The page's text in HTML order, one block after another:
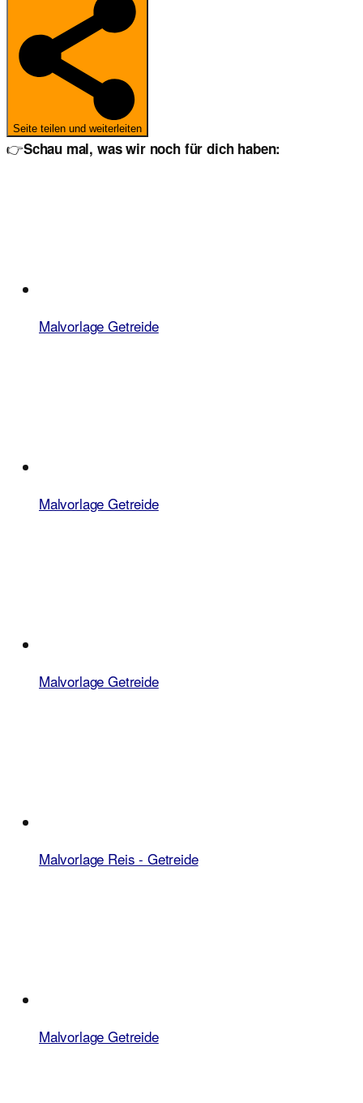
Seite teilen und weiterleiten
👉Schau mal, was wir noch für dich haben:
Malvorlage Getreide
Malvorlage Getreide
Malvorlage Getreide
Malvorlage Reis - Getreide
Malvorlage Getreide